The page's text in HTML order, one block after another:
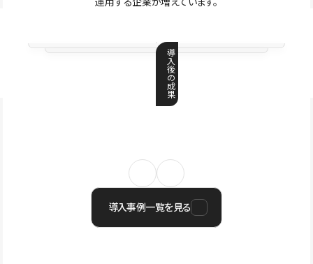
導
入
後
の
成
果
導入事例一覧を見る